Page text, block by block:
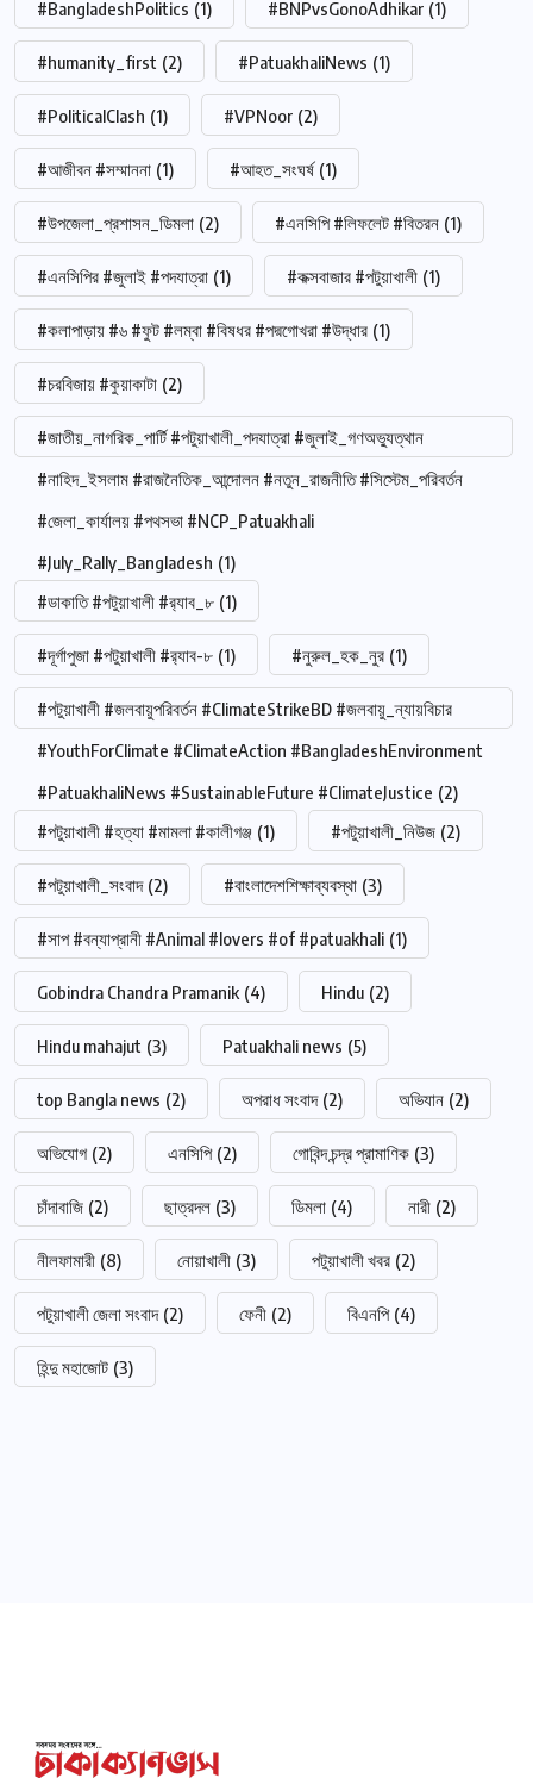
#BangladeshPolitics (1) #BNPvsGonoAdhikar (1)
#humanity_first (2) #PatuakhaliNews (1)
#PoliticalClash (1) #VPNoor (2)
#আজীবন #সম্মাননা (1) #আহত_সংঘর্ষ (1)
#উপজেলা_প্রশাসন_ডিমলা (2) #এনসিপি #লিফলেট #বিতরন (1)
#এনসিপির #জুলাই #পদযাত্রা (1) #কক্সবাজার #পটুয়াখালী (1)
#কলাপাড়ায় #৬ #ফুট #লম্বা #বিষধর #পদ্মগোখরা #উদ্ধার (1)
#চরবিজায় #কুয়াকাটা (2)
#জাতীয়_নাগরিক_পার্টি #পটুয়াখালী_পদযাত্রা #জুলাই_গণঅভ্যুত্থান
#নাহিদ_ইসলাম #রাজনৈতিক_আন্দোলন #নতুন_রাজনীতি #সিস্টেম_পরিবর্তন
#জেলা_কার্যালয় #পথসভা #NCP_Patuakhali
#July_Rally_Bangladesh (1)
#ডাকাতি #পটুয়াখালী #র‍্যাব_৮ (1)
#দূর্গাপুজা #পটুয়াখালী #র‍্যাব-৮ (1) #নুরুল_হক_নুর (1)
#পটুয়াখালী #জলবায়ুপরিবর্তন #ClimateStrikeBD #জলবায়ু_ন্যায়বিচার
#YouthForClimate #ClimateAction #BangladeshEnvironment
#PatuakhaliNews #SustainableFuture #ClimateJustice (2)
#পটুয়াখালী #হত্যা #মামলা #কালীগঞ্জ (1) #পটুয়াখালী_নিউজ (2)
#পটুয়াখালী_সংবাদ (2) #বাংলাদেশশিক্ষাব্যবস্থা (3)
#সাপ #বন্যাপ্রানী #Animal #lovers #of #patuakhali (1)
Gobindra Chandra Pramanik (4) Hindu (2)
Hindu mahajut (3) Patuakhali news (5)
top Bangla news (2) অপরাধ সংবাদ (2) অভিযান (2)
অভিযোগ (2) এনসিপি (2) গোবিন্দ চন্দ্র প্রামাণিক (3)
চাঁদাবাজি (2) ছাত্রদল (3) ডিমলা (4) নারী (2)
নীলফামারী (8) নোয়াখালী (3) পটুয়াখালী খবর (2)
পটুয়াখালী জেলা সংবাদ (2) ফেনী (2) বিএনপি (4)
হিন্দু মহাজোট (3)